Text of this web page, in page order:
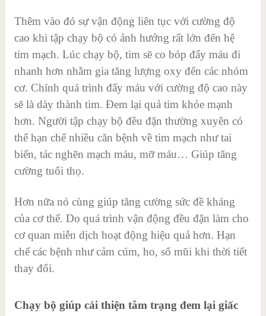
Thêm vào đó sự vận động liên tục với cường độ
cao khi tập chạy bộ có ảnh hưởng rất lớn đến hệ
tim mạch. Lúc chạy bộ, tim sẽ co bóp đẩy máu đi
nhanh hơn nhằm gia tăng lượng oxy đến các nhóm
cơ. Chính quá trình đẩy máu với cường độ cao này
sẽ là dày thành tim. Đem lại quả tim khỏe mạnh
hơn. Người tập chạy bộ đều đặn thường xuyên có
thể hạn chế nhiều căn bệnh về tim mạch như tai
biến, tác nghẽn mạch máu, mỡ máu… Giúp tăng
cường tuổi thọ.
Hơn nữa nó cùng giúp tăng cường sức đề kháng
của cơ thể. Do quá trình vận động đều đặn làm cho
cơ quan miễn dịch hoạt động hiệu quả hơn. Hạn
chế các bệnh như cảm cúm, ho, sổ mũi khi thời tiết
thay đổi.
Chạy bộ giúp cải thiện tâm trạng đem lại giấc